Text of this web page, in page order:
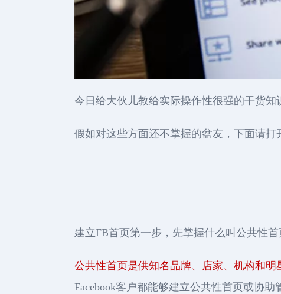
今日给大伙儿教给实际操作性很强的干货知
假如对这些方面还不掌握的盆友，下面请打
建立FB首页第一步，先掌握什么叫公共性首
公共性首页是供知名品牌、店家、机构和明
Facebook客户都能够建立公共性首页或协